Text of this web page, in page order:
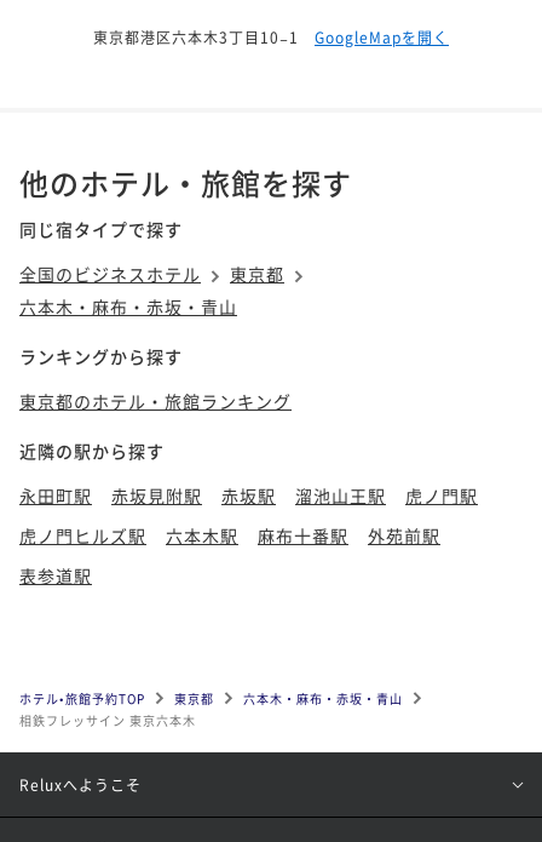
東京都港区六本木3丁目10−1 GoogleMapを開く
他のホテル・旅館を探す
同じ宿タイプで探す
全国のビジネスホテル
東京都
六本木・麻布・赤坂・青山
ランキングから探す
東京都のホテル・旅館ランキング
近隣の駅から探す
永田町駅
赤坂見附駅 赤坂駅 溜池山王駅
虎ノ門駅
虎ノ門ヒルズ駅
六本木駅 麻布十番駅
外苑前駅
表参道駅
ホテル•旅館予約TOP 東京都
六本木・麻布・赤坂・青山
相鉄フレッサイン 東京六本木
Reluxへようこそ